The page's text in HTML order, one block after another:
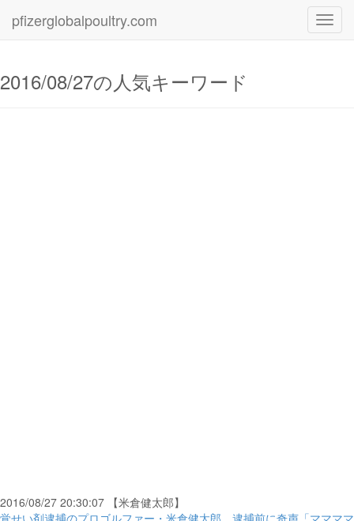
pfizerglobalpoultry.com
2016/08/27の人気キーワード
2016/08/27 20:30:07 【米倉健太郎】
覚せい剤逮捕のプロゴルファー・米倉健太郎、逮捕前に奇声「ママママ